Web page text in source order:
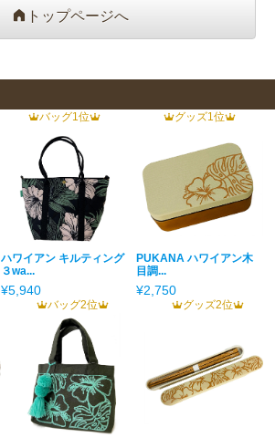
トップページへ
バッグ1位
ハワイアン キルティング
３wa...
¥5,940
グッズ1位
PUKANA ハワイアン木
目調...
¥2,750
バッグ2位 グッズ2位